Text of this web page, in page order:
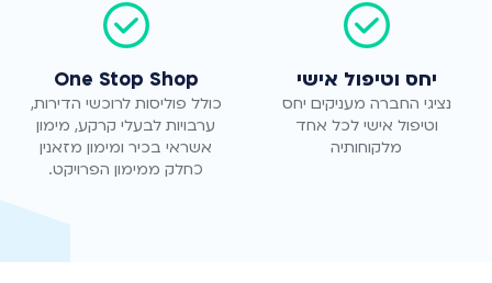
יחס וטיפול אישי
נציגי החברה מעניקים יחס
וטיפול אישי לכל אחד
מלקוחותיה
One Stop Shop
כולל פוליסות לרוכשי הדירות,
ערבויות לבעלי קרקע, מימון
אשראי בכיר ומימון מזאנין
כחלק ממימון הפרויקט.